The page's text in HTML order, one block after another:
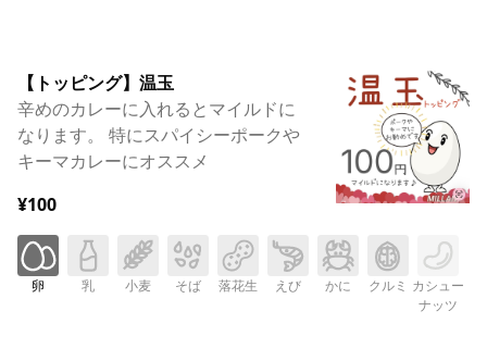
【トッピング】温玉
辛めのカレーに入れるとマイルドに
なります。 特にスパイシーポークや
キーマカレーにオススメ
¥100
卵 乳 小麦 そば 落花生 えび かに クルミ カシュー
ナッツ